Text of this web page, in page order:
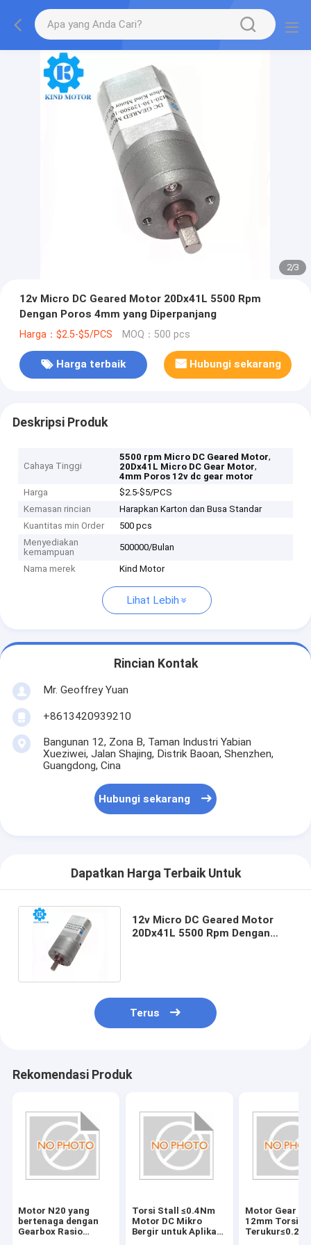
2/3
12v Micro DC Geared Motor 20Dx41L 5500 Rpm
Dengan Poros 4mm yang Diperpanjang
Harga：$2.5-$5/PCS MOQ：500 pcs
Harga terbaik Hubungi sekarang
Deskripsi Produk
Cahaya Tinggi
5500 rpm Micro DC Geared Motor,
20Dx41L Micro DC Gear Motor,
4mm Poros 12v dc gear motor
Harga
$2.5-$5/PCS
Kemasan rincian
Harapkan Karton dan Busa Standar
Kuantitas min Order
500 pcs
Menyediakan
kemampuan
500000/Bulan
Nama merek Kind Motor
Lihat Lebih
Rincian Kontak
Mr. Geoffrey Yuan
+8613420939210
Bangunan 12, Zona B, Taman Industri Yabian
Xueziwei, Jalan Shajing, Distrik Baoan, Shenzhen,
Guangdong, Cina
Hubungi sekarang
Dapatkan Harga Terbaik Untuk
12v Micro DC Geared Motor
20Dx41L 5500 Rpm Dengan
Terus
Rekomendasi Produk
Motor N20 yang
bertenaga dengan
Gearbox Rasio
Torsi Stall ≤0.4Nm
Motor DC Mikro
Bergir untuk Aplikasi
Motor Gear DC
12mm Torsi